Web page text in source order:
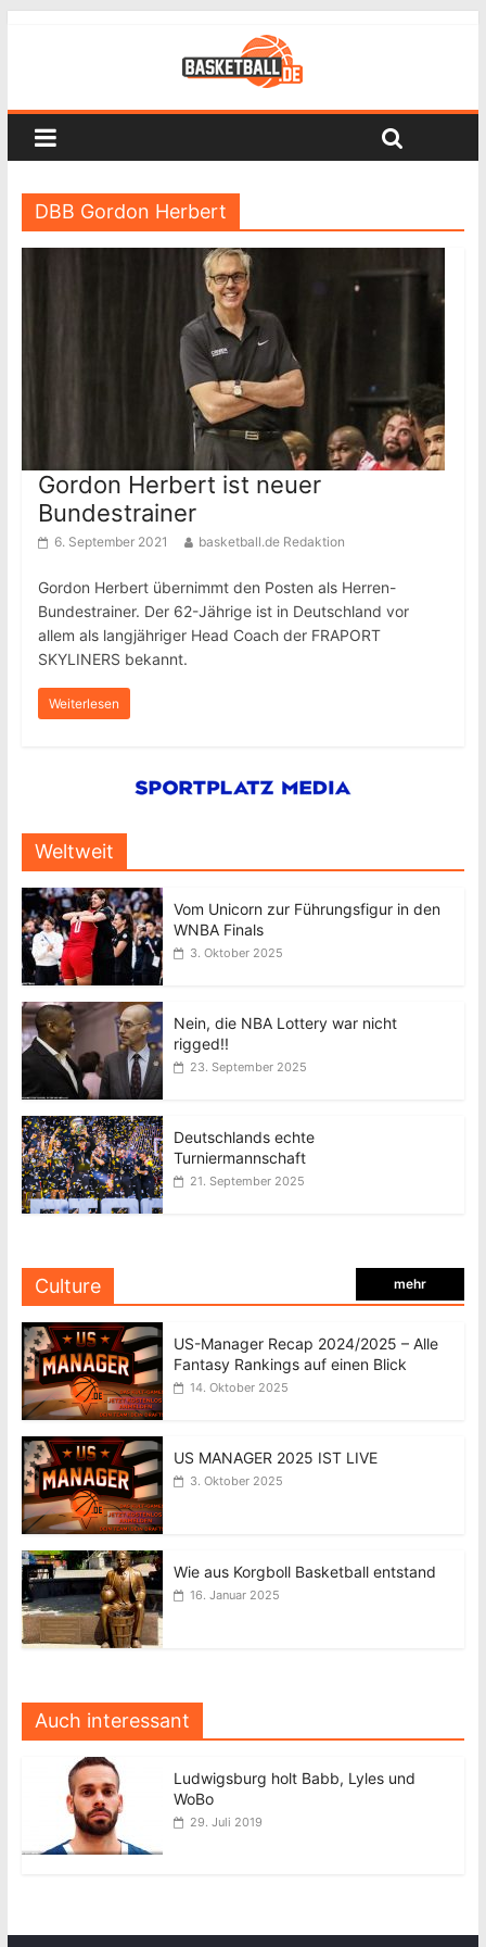
DBB Gordon Herbert
Gordon Herbert ist neuer
Bundestrainer
6. September 2021 basketball.de Redaktion
Gordon Herbert übernimmt den Posten als Herren-
Bundestrainer. Der 62-Jährige ist in Deutschland vor
allem als langjähriger Head Coach der FRAPORT
SKYLINERS bekannt.
Weiterlesen
Weltweit
Vom Unicorn zur Führungsfigur in den
WNBA Finals
3. Oktober 2025
Nein, die NBA Lottery war nicht
rigged!!
23. September 2025
Deutschlands echte
Turniermannschaft
21. September 2025
Culture mehr
US-Manager Recap 2024/2025 – Alle
Fantasy Rankings auf einen Blick
14. Oktober 2025
US MANAGER 2025 IST LIVE
3. Oktober 2025
Wie aus Korgboll Basketball entstand
16. Januar 2025
Auch interessant
Ludwigsburg holt Babb, Lyles und
WoBo
29. Juli 2019